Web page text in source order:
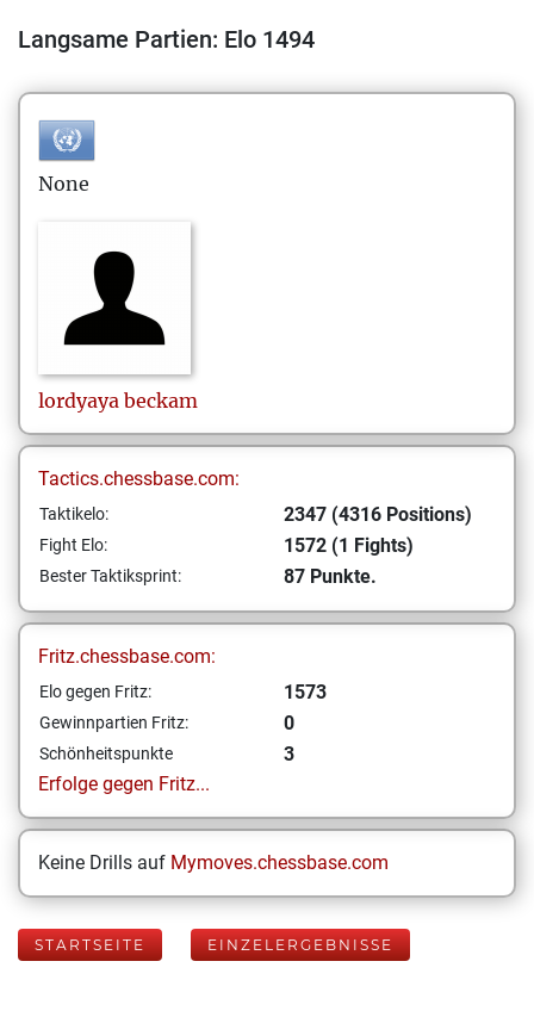
Langsame Partien: Elo 1494
None
lordyaya beckam
Tactics.chessbase.com:
Taktikelo: 2347 (4316 Positions)
Fight Elo: 1572 (1 Fights)
Bester Taktiksprint: 87 Punkte.
Fritz.chessbase.com:
Elo gegen Fritz: 1573
Gewinnpartien Fritz: 0
Schönheitspunkte
3
Erfolge gegen Fritz...
Keine Drills auf Mymoves.chessbase.com
STARTSEITE EINZELERGEBNISSE